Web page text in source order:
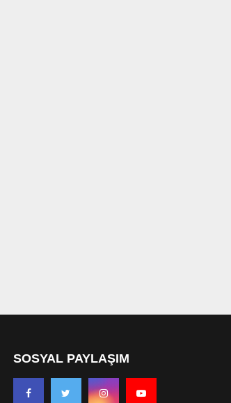
SOSYAL PAYLAŞIM